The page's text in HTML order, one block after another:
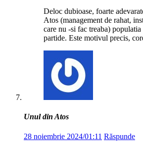
Deloc dubioase, foarte
Atos (management de rahat,
care nu -si fac treaba) populatia
partide. Este motivul precis,
Unul din Atos
28 noiembrie 2024/01:11 Răspunde